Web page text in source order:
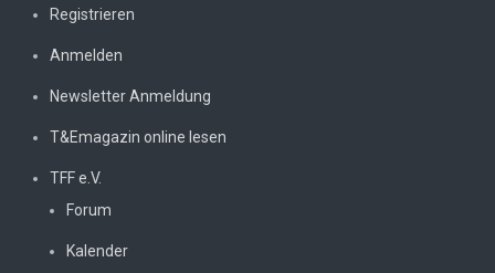
Registrieren
Anmelden
Newsletter Anmeldung
T&Emagazin online lesen
TFF e.V.
Forum
Kalender